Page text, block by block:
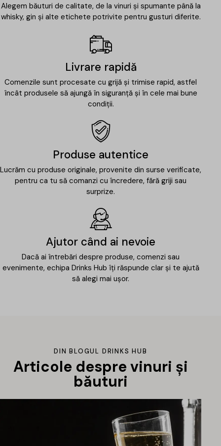
Alegem băuturi de calitate, de la vinuri și spumante până la
whisky, gin și alte etichete potrivite pentru gusturi diferite.
Livrare rapidă
Comenzile sunt procesate cu grijă și trimise rapid, astfel
încât produsele să ajungă în siguranță și în cele mai bune
condiții.
Produse autentice
Lucrăm cu produse originale, provenite din surse verificate,
pentru ca tu să comanzi cu încredere, fără griji sau
surprize.
Ajutor când ai nevoie
Dacă ai întrebări despre produse, comenzi sau
evenimente, echipa Drinks Hub îți răspunde clar și te ajută
să alegi mai ușor.
DIN BLOGUL DRINKS HUB
Articole despre vinuri și
băuturi